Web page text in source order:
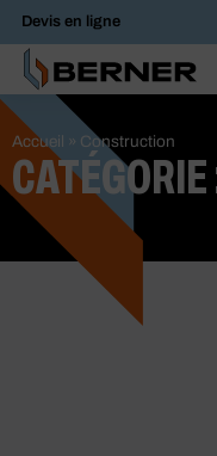
Devis en ligne
Accueil » Construction